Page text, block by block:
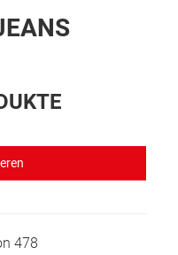
478